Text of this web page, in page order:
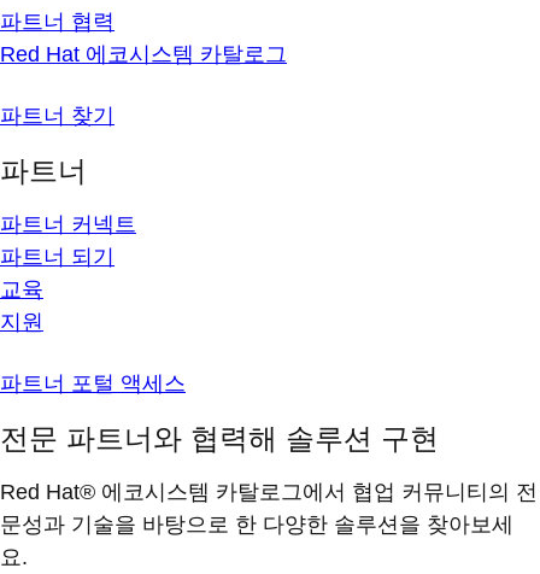
파트너 협력
Red Hat 에코시스템 카탈로그
파트너 찾기
파트너
파트너 커넥트
파트너 되기
교육
지원
파트너 포털 액세스
전문 파트너와 협력해 솔루션 구현
Red Hat® 에코시스템 카탈로그에서 협업 커뮤니티의 전
문성과 기술을 바탕으로 한 다양한 솔루션을 찾아보세
요.